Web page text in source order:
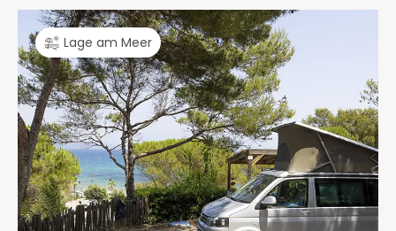
Lage am Meer